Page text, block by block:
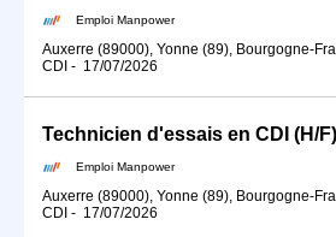
Emploi Manpower
Auxerre (89000), Yonne (89), Bourgogne-
CDI - 17/07/2026
Technicien d'essais en CDI (H/F)
Emploi Manpower
Auxerre (89000), Yonne (89), Bourgogne-
CDI - 17/07/2026